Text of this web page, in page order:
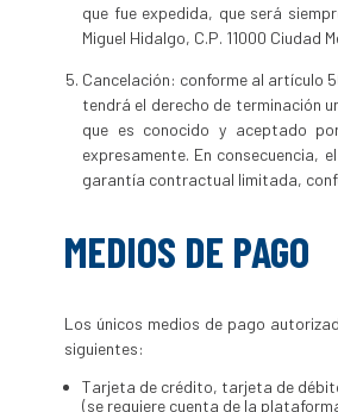
que fue expedida, que será
Miguel Hidalgo, C.P. 11000 Ciudad
Cancelación: conforme al artículo
tendrá el derecho de terminación
que es conocido y aceptado
expresamente. En consecuencia,
garantía contractual limitada,
MEDIOS DE PAGO
Los únicos medios de pago
siguientes:
Tarjeta de crédito, tarjeta de
(se requiere cuenta de la